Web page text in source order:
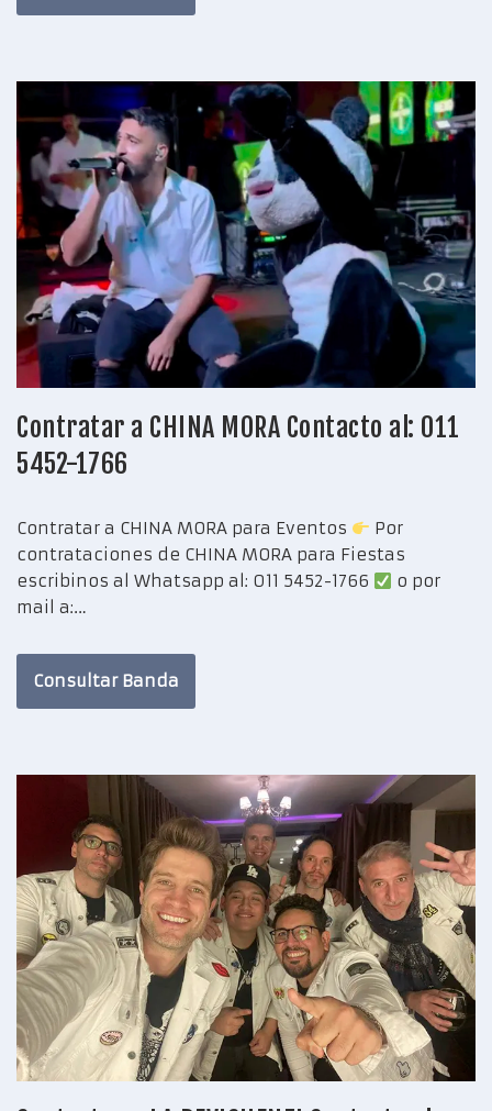
Contratar a CHINA MORA Contacto al: 011
5452-1766
Contratar a CHINA MORA para Eventos
Por
contrataciones de CHINA MORA para Fiestas
escribinos al Whatsapp al: 011 5452-1766
o por
mail a:…
Consultar Banda